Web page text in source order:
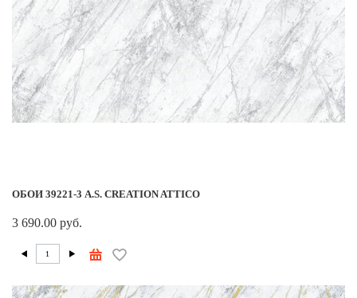
ОБОИ 39221-3 A.S. CREATION ATTICO
3 690.00 руб.